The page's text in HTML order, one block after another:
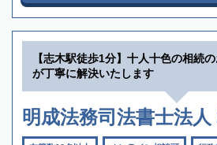
【志木駅徒歩1分】十人十色の相続
が丁寧に解決いたします
明成法務司法書士法